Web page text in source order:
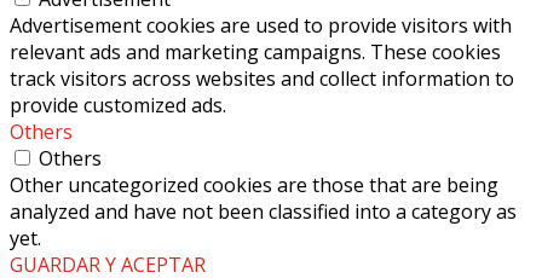
Advertisement cookies are used to provide visitors with
relevant ads and marketing campaigns. These cookies
track visitors across websites and collect information to
provide customized ads.
Others
Others
Other uncategorized cookies are those that are being
analyzed and have not been classified into a category as
yet.
GUARDAR Y ACEPTAR